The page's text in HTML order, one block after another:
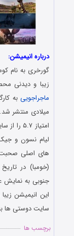
درباره انیمیشن:
زیبا و دیدنی
ماجراجویی
میلادی منتشر
لیام نسون و
های اصلی صحبت
جنوبی به نمایش
این انیمیشن
سایت دوستی ها به
برچسب ها